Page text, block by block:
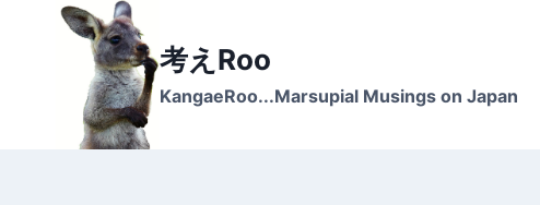
考えRoo
KangaeRoo...Marsupial Musings on Japan